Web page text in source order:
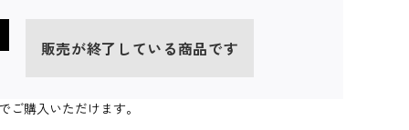
販売が終了している商品です
ご購入いただけます。